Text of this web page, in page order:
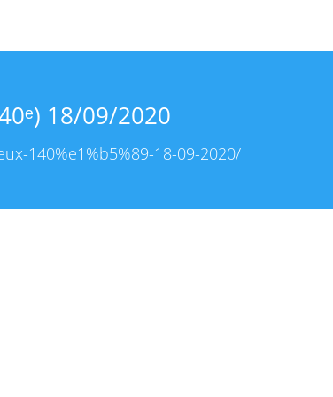
18/09/2020
140%e1%b5%89-18-09-2020/